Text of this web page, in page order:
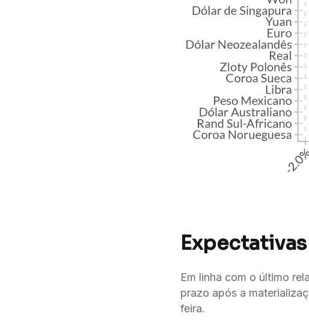
Em linha com o último
prazo após a
feira.